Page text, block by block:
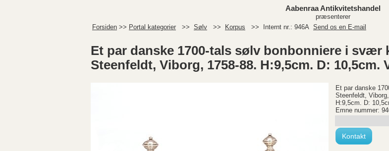
Aabenraa Antikvitetshandel
præsenterer
Forsiden >> Portal kategorier >> Sølv >> Korpus >> Internt nr.: 946A Send os en E-mail
Et par danske 1700-tals sølv bonbonniere i svær
Steenfeldt, Viborg, 1758-88. H:9,5cm. D: 10,5cm.
Et par danske
Steenfeldt,
H:9,5cm. D:
Emne nummer:
Kontakt